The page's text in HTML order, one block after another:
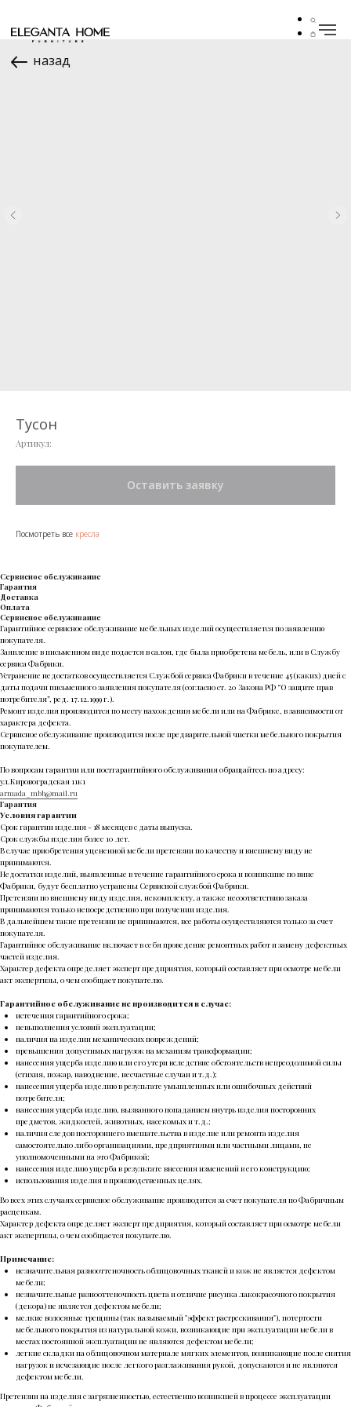
назад
Тусон
Артикул:
Оставить заявку
Посмотреть все кресла
Сервисное обслуживание
Гарантия
Доставка
Оплата
Сервисное обслуживание
Гарантийное сервисное обслуживание мебельных изделий осуществляется по заявлению
покупателя.
Заявление в письменном виде подается в салон, где была приобретена мебель, или в Службу
сервиса Фабрики.
Устранение недостатков осуществляется Службой сервиса Фабрики в течение 45 (каких) дней с
даты подачи письменного заявления покупателя (согласно ст. 20 Закона РФ “О защите прав
потребителя”, ред. 17.12.1999 г.).
Ремонт изделия производится по месту нахождения мебели или на Фабрике, в зависимости от
характера дефекта.
Сервисное обслуживание производится после предварительной чистки мебельного покрытия
покупателем.
По вопросам гарантии или постгарантийного обслуживания обращайтесь по адресу:
ул.Кировоградская 11к1
armada_mbb@mail.ru
Гарантия
Условия гарантии
Срок гарантии изделия - 18 месяцев с даты выпуска.
Срок службы изделия более 10 лет.
В случае приобретения уцененной мебели претензии по качеству и внешнему виду не
принимаются.
Недостатки изделий, выявленные в течение гарантийного срока и возникшие по вине
Фабрики, будут бесплатно устранены Сервисной службой Фабрики.
Претензии по внешнему виду изделия, некомплекту, а также несоответствию заказа
принимаются только непосредственно при получении изделия.
В дальнейшем такие претензии не принимаются, все работы осуществляются только за счет
покупателя.
Гарантийное обслуживание включает в себя проведение ремонтных работ и замену дефектных
частей изделия.
Характер дефекта определяет эксперт предприятия, который составляет при осмотре мебели
акт экспертизы, о чем сообщает покупателю.
Гарантийное обслуживание не производится в случае:
истечения гарантийного срока;
невыполнения условий эксплуатации;
наличия на изделии механических повреждений;
превышения допустимых нагрузок на механизм трансформации;
нанесения ущерба изделию или его утери вследствие обстоятельств непреодолимой силы
(стихия, пожар, наводнение, несчастные случаи и т.д.);
нанесения ущерба изделию в результате умышленных или ошибочных действий
потребителя;
нанесения ущерба изделию, вызванного попаданием внутрь изделия посторонних
предметов, жидкостей, животных, насекомых и т.д.;
наличия следов постороннего вмешательства в изделие или ремонта изделия
самостоятельно либо организациями, предприятиями или частными лицами, не
уполномоченными на это Фабрикой;
нанесения изделию ущерба в результате внесения изменений в его конструкцию;
использования изделия в производственных целях.
Во всех этих случаях сервисное обслуживание производится за счет покупателя по Фабричным
расценкам.
Характер дефекта определяет эксперт предприятия, который составляет при осмотре мебели
акт экспертизы, о чем сообщается покупателю.
Примечание:
незначительная разнооттеночность облицовочных тканей и кож не является дефектом
мебели;
незначительные разнооттеночность цвета и отличие рисунка лакокрасочного покрытия
(декора) не является дефектом мебели;
мелкие волосяные трещины (так называемый "эффект растрескивания"), потертости
мебельного покрытия из натуральной кожи, возникающие при эксплуатации мебели в
местах постоянной эксплуатации не являются дефектом мебели;
легкие складки на облицовочном материале мягких элементов, возникающие после снятия
нагрузок и исчезающие после легкого разглаживания рукой, допускаются и не являются
дефектом мебели.
Претензии на изделия с загрязненностью, естественно возникшей в процессе эксплуатации